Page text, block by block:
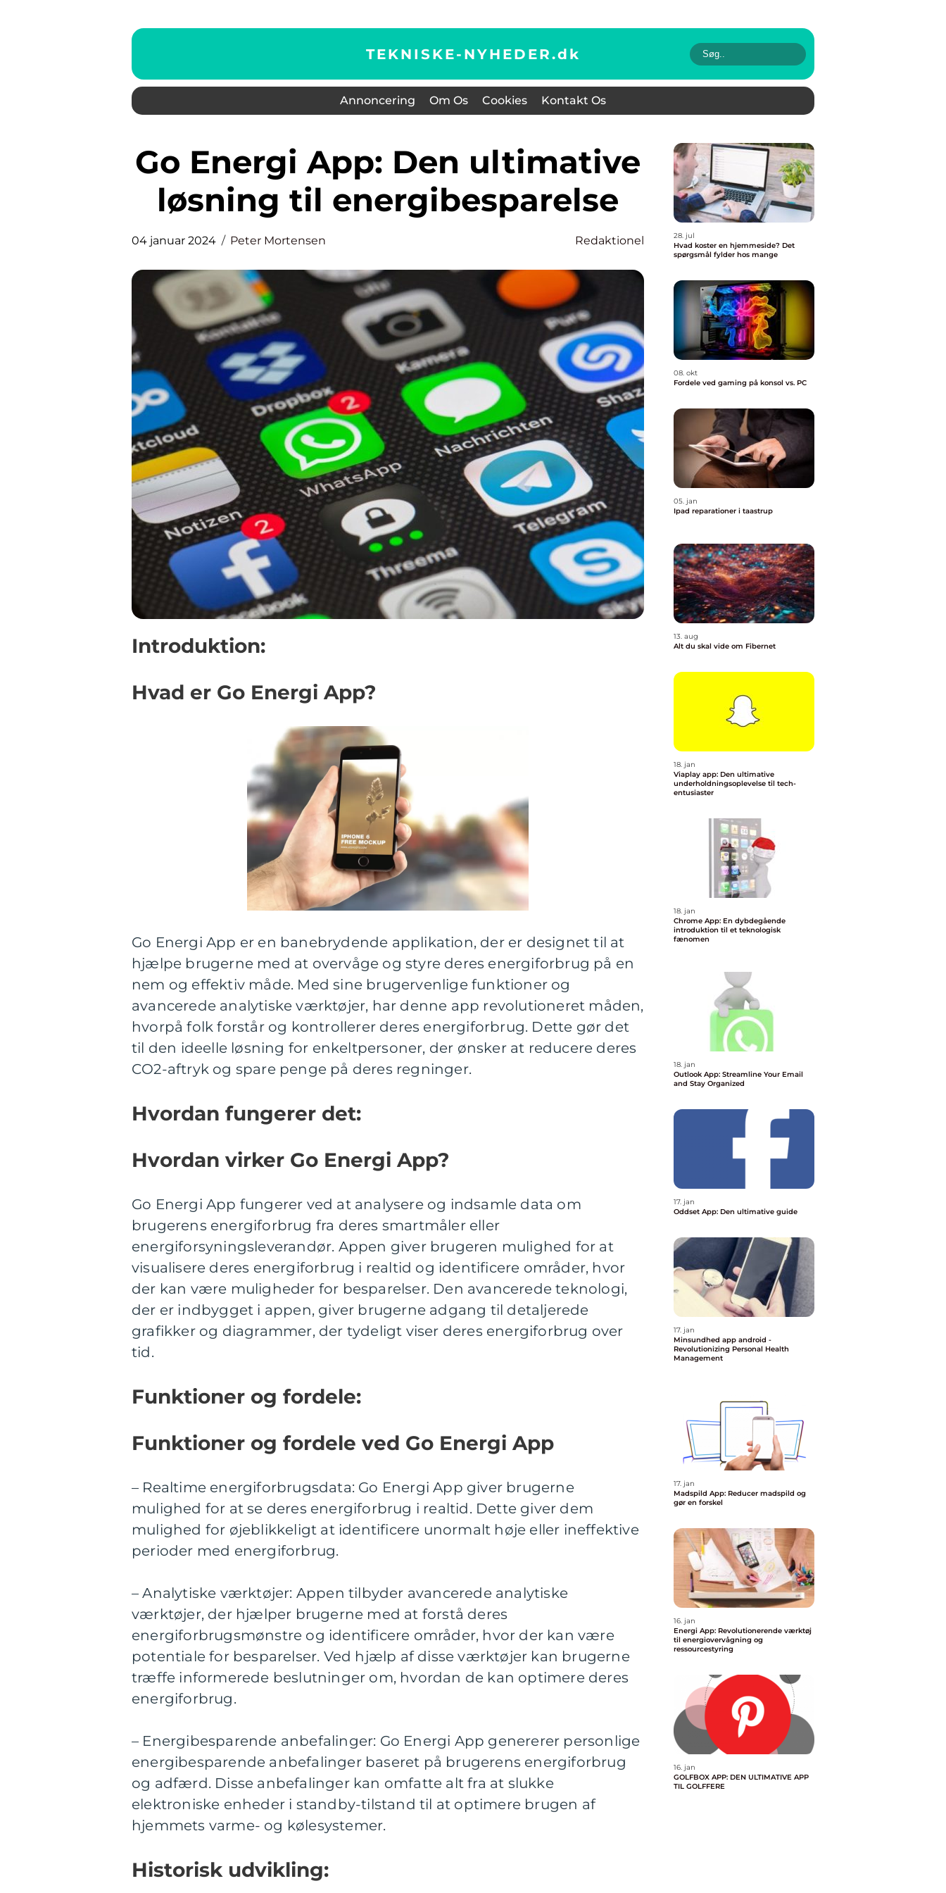
TEKNISKE-NYHEDER.dk
Annoncering Om Os Cookies Kontakt Os
Go Energi App: Den ultimative
løsning til energibesparelse
04 januar 2024 Peter Mortensen Redaktionel
Introduktion:
Hvad er Go Energi App?
Go Energi App er en banebrydende applikation, der er designet til at
hjælpe brugerne med at overvåge og styre deres energiforbrug på en
nem og effektiv måde. Med sine brugervenlige funktioner og
avancerede analytiske værktøjer, har denne app revolutioneret måden,
hvorpå folk forstår og kontrollerer deres energiforbrug. Dette gør det
til den ideelle løsning for enkeltpersoner, der ønsker at reducere deres
CO2-aftryk og spare penge på deres regninger.
Hvordan fungerer det:
Hvordan virker Go Energi App?
Go Energi App fungerer ved at analysere og indsamle data om
brugerens energiforbrug fra deres smartmåler eller
energiforsyningsleverandør. Appen giver brugeren mulighed for at
visualisere deres energiforbrug i realtid og identificere områder, hvor
der kan være muligheder for besparelser. Den avancerede teknologi,
der er indbygget i appen, giver brugerne adgang til detaljerede
grafikker og diagrammer, der tydeligt viser deres energiforbrug over
tid.
Funktioner og fordele:
Funktioner og fordele ved Go Energi App
– Realtime energiforbrugsdata: Go Energi App giver brugerne
mulighed for at se deres energiforbrug i realtid. Dette giver dem
mulighed for øjeblikkeligt at identificere unormalt høje eller ineffektive
perioder med energiforbrug.
– Analytiske værktøjer: Appen tilbyder avancerede analytiske
værktøjer, der hjælper brugerne med at forstå deres
energiforbrugsmønstre og identificere områder, hvor der kan være
potentiale for besparelser. Ved hjælp af disse værktøjer kan brugerne
træffe informerede beslutninger om, hvordan de kan optimere deres
energiforbrug.
– Energibesparende anbefalinger: Go Energi App genererer personlige
energibesparende anbefalinger baseret på brugerens energiforbrug
og adfærd. Disse anbefalinger kan omfatte alt fra at slukke
elektroniske enheder i standby-tilstand til at optimere brugen af
hjemmets varme- og kølesystemer.
Historisk udvikling:
28. jul
Hvad koster en hjemmeside? Det
spørgsmål fylder hos mange
08. okt
Fordele ved gaming på konsol vs. PC
05. jan
Ipad reparationer i taastrup
13. aug
Alt du skal vide om Fibernet
18. jan
Viaplay app: Den ultimative
underholdningsoplevelse til tech-
entusiaster
18. jan
Chrome App: En dybdegående
introduktion til et teknologisk
fænomen
18. jan
Outlook App: Streamline Your Email
and Stay Organized
17. jan
Oddset App: Den ultimative guide
17. jan
Minsundhed app android -
Revolutionizing Personal Health
Management
17. jan
Madspild App: Reducer madspild og
gør en forskel
16. jan
Energi App: Revolutionerende værktøj
til energiovervågning og
ressourcestyring
16. jan
GOLFBOX APP: DEN ULTIMATIVE APP
TIL GOLFFERE